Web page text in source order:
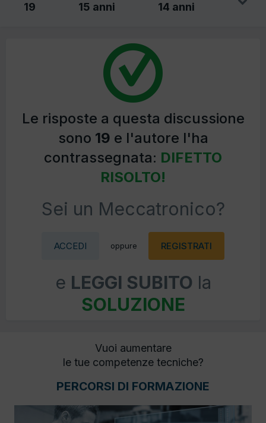
19 15 anni 14 anni
Le risposte a questa discussione
sono 19 e l'autore l'ha
contrassegnata: DIFETTO
RISOLTO!
Sei un Meccatronico?
ACCEDI oppure REGISTRATI
e LEGGI SUBITO la
SOLUZIONE
Vuoi aumentare
le tue competenze tecniche?
PERCORSI DI FORMAZIONE